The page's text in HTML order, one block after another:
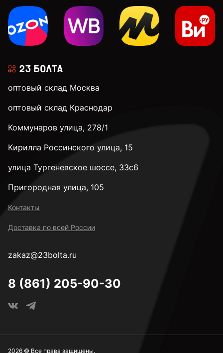
оптовый склад Москва
оптовый склад Краснодар
Коммунаров улица, 278/1
Кирилла Россинского улица, 15
улица Тургеневское шоссе, 33с6
Пригородная улица, 105
Контакты
Доставка по всей России
zakaz@23bolta.ru
8 (861) 205-90-30
2026 © Все права защищены.